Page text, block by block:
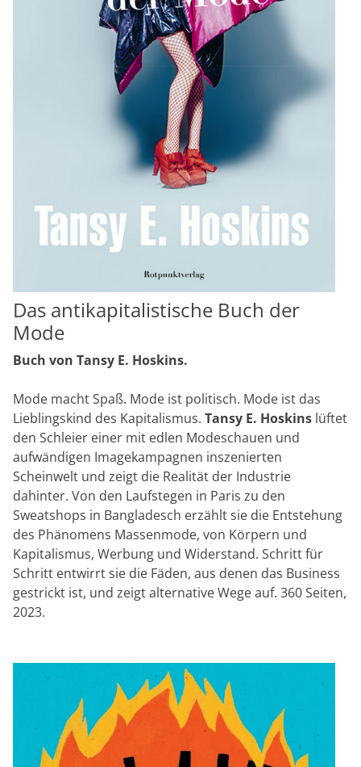
Das antikapitalistische Buch der
Mode
Buch von Tansy E. Hoskins.
Mode macht Spaß. Mode ist politisch. Mode ist das
Lieblingskind des Kapitalismus. Tansy E. Hoskins lüftet
den Schleier einer mit edlen Modeschauen und
aufwändigen Imagekampagnen inszenierten
Scheinwelt und zeigt die Realität der Industrie
dahinter. Von den Laufstegen in Paris zu den
Sweatshops in Bangladesch erzählt sie die Entstehung
des Phänomens Massenmode, von Körpern und
Kapitalismus, Werbung und Widerstand. Schritt für
Schritt entwirrt sie die Fäden, aus denen das Business
gestrickt ist, und zeigt alternative Wege auf. 360 Seiten,
2023.